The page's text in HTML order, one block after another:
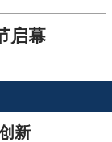
启幕
新